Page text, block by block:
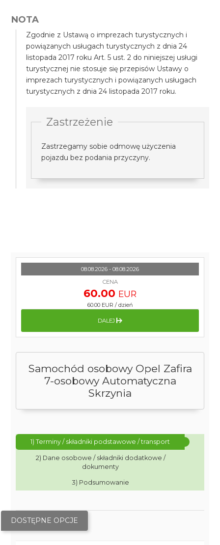
NOTA
Zgodnie z Ustawą o imprezach turystycznych i
powiązanych usługach turystycznych z dnia 24
listopada 2017 roku Art. 5 ust. 2 do niniejszej usługi
turystycznej nie stosuje się przepisów Ustawy o
imprezach turystycznych i powiązanych usługach
turystycznych z dnia 24 listopada 2017 roku.
Zastrzeżenie
Zastrzegamy sobie odmowę użyczenia
pojazdu bez podania przyczyny.
Samochód osobowy Opel Zafira
7-osobowy Automatyczna
Skrzynia
1) Terminy / składniki podstawowe / transport
2) Dane osobowe / składniki dodatkowe /
dokumenty
3) Podsumowanie
DOSTĘPNE OPCJE
08.08.2026 - 08.08.2026
CENA
60.00 EUR
60.00 EUR / dzień
DALEJ